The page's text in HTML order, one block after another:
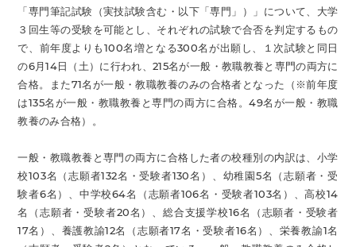
「専門筆記試験（実技試験含む・以下「専門」）」について、大学
３回生等の受験を可能とし、それぞれの試験で合否を判定するもの
で、前年度よりも100名増となる300名が出願し、１次試験と同日
の6月14日（土）に行われ、215名が一般・教職教養と専門の両方に
合格。また71名が一般・教職教養のみの合格者となった（※前年度
は135名が一般・教職教養と専門の両方に合格。49名が一般・教職
教養のみ合格）。
一般・教職教養と専門の両方に合格した者の校種別の内訳は、小学
校103名（志願者132名・受験者130名）、幼稚園5名（志願者・受
験者6名）、中学校64名（志願者106名・受験者103名）、高校14
名（志願者・受験者20名）、総合支援学校16名（志願者・受験者
17名）、養護教諭12名（志願者17名・受験者16名）、栄養教諭1名